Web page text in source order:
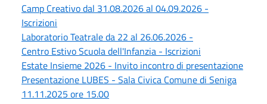
Camp Creativo dal 31.08.2026 al 04.09.2026 -
Iscrizioni
Laboratorio Teatrale da 22 al 26.06.2026 -
Centro Estivo Scuola dell'Infanzia - Iscrizioni
Estate Insieme 2026 - Invito incontro di presentazione
Presentazione LUBES - Sala Civica Comune di Seniga
11.11.2025 ore 15.00